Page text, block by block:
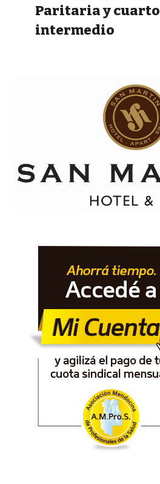
Paritaria y cuarto
intermedio